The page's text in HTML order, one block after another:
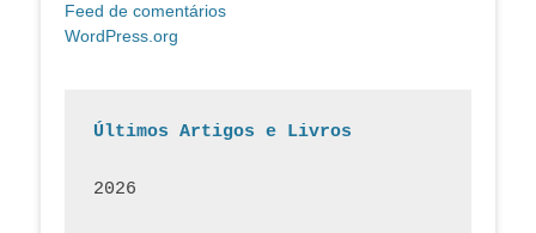
Feed de comentários
WordPress.org
Últimos Artigos e Livros
2026